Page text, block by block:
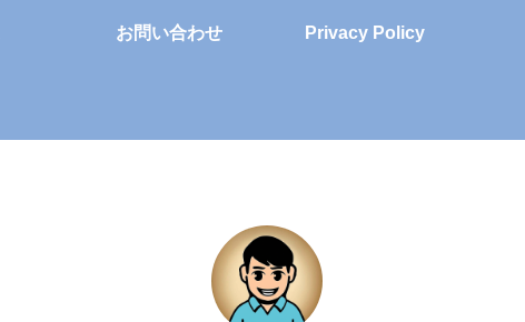
お問い合わせ Privacy Policy